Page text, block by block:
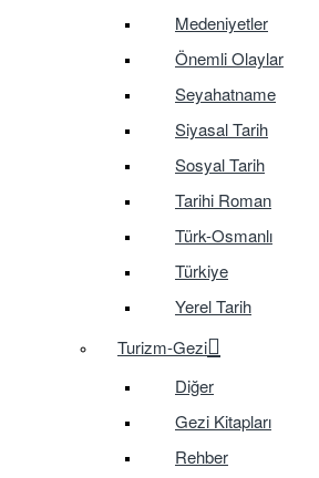
Medeniyetler
Önemli Olaylar
Seyahatname
Siyasal Tarih
Sosyal Tarih
Tarihi Roman
Türk-Osmanlı
Türkiye
Yerel Tarih
Turizm-Gezi
Diğer
Gezi Kitapları
Rehber